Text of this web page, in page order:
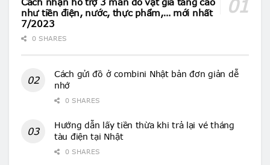
như tiền điện, nước, thực phẩm,… mới nhất
7/2023
0 SHARES
Cách gửi đồ ở combini Nhật bản đơn giản dễ
nhớ
0 SHARES
Hướng dẫn lấy tiền thừa khi trả lại vé tháng
tàu điện tại Nhật
0 SHARES